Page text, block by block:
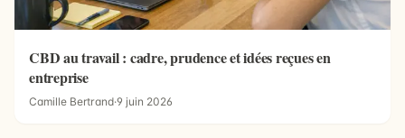
CBD au travail : cadre, prudence et idées reçues en
entreprise
Camille Bertrand·9 juin 2026